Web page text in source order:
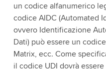
un codice alfanumerico
codice AIDC (Automated
ovvero Identificazione
Dati) può essere un
Matrix, ecc. Come
il codice UDI dovrà